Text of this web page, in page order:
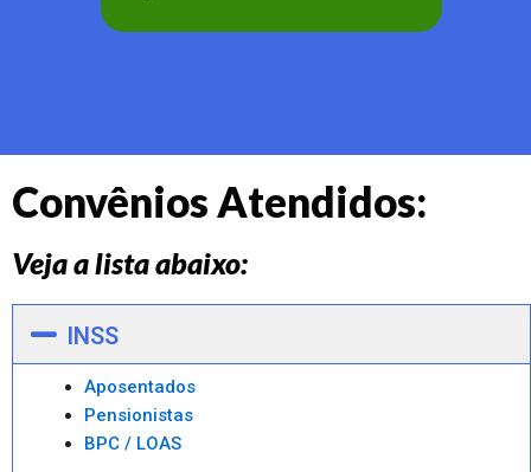
Convênios Atendidos:
Veja a lista abaixo:
INSS
Aposentados
Pensionistas
BPC / LOAS